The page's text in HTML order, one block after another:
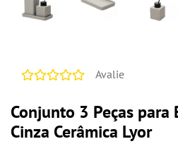
Avalie
Conjunto 3 Peças
Cinza Cerâmica Lyor